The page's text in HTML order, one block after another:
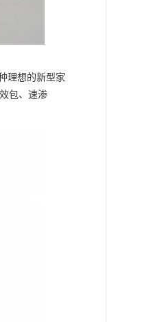
理想的新型家
包、速渗